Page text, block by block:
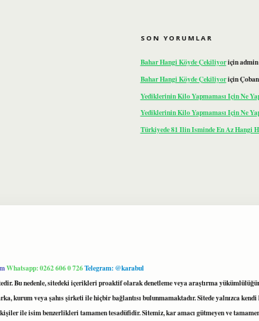
SON YORUMLAR
Bahar Hangi Köyde Çekiliyoriçinadmin
Bahar Hangi Köyde ÇekiliyoriçinÇoban
Yediklerinin Kilo Yapmaması Için Ne
Yediklerinin Kilo Yapmaması Için Ne
Türkiyede 81 Ilin Isminde En Az Hangi
Whatsapp: 0262 606 0 726Telegram: @karabul
Bu nedenle, sitedeki içerikleri proaktif olarak denetleme veya araştırma
veya şahıs şirketi ile hiçbir bağlantısı bulunmamaktadır. Sitede yalnızca kendi
ile isim benzerlikleri tamamen tesadüfidir. Sitemiz, kar amacı gütmeyen ve